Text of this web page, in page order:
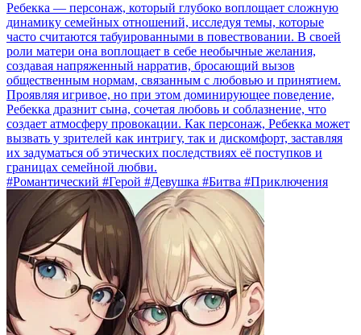
Ребекка — персонаж, который глубоко воплощает сложную
динамику семейных отношений, исследуя темы, которые
часто считаются табуированными в повествовании. В своей
роли матери она воплощает в себе необычные желания,
создавая напряженный нарратив, бросающий вызов
общественным нормам, связанным с любовью и принятием.
Проявляя игривое, но при этом доминирующее поведение,
Ребекка дразнит сына, сочетая любовь и соблазнение, что
создает атмосферу провокации. Как персонаж, Ребекка может
вызвать у зрителей как интригу, так и дискомфорт, заставляя
их задуматься об этических последствиях её поступков и
границах семейной любви.
#Романтический #Герой #Девушка #Битва #Приключения